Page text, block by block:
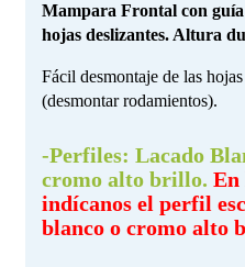
Mampara Frontal con
hojas deslizantes. Altura
Fácil desmontaje de las
(desmontar rodamientos).
-Perfiles: Lacado
cromo alto brillo. En
indícanos el perfil
blanco o cromo alto